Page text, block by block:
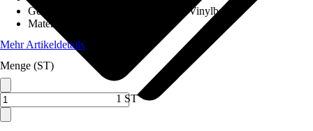
Geeignet für
Laminatboden, PVC / Vinylboden
Material
Mehr Artikeldetails
Menge (ST)
1 ST